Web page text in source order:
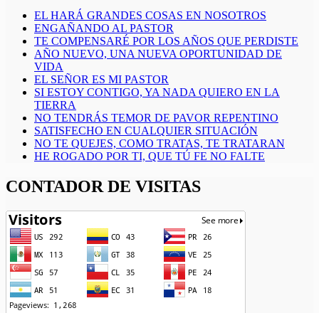
EL HARÁ GRANDES COSAS EN NOSOTROS
ENGAÑANDO AL PASTOR
TE COMPENSARÉ POR LOS AÑOS QUE PERDISTE
AÑO NUEVO, UNA NUEVA OPORTUNIDAD DE
VIDA
EL SEÑOR ES MI PASTOR
SI ESTOY CONTIGO, YA NADA QUIERO EN LA
TIERRA
NO TENDRÁS TEMOR DE PAVOR REPENTINO
SATISFECHO EN CUALQUIER SITUACIÓN
NO TE QUEJES, COMO TRATAS, TE TRATARAN
HE ROGADO POR TI, QUE TÚ FE NO FALTE
CONTADOR DE VISITAS